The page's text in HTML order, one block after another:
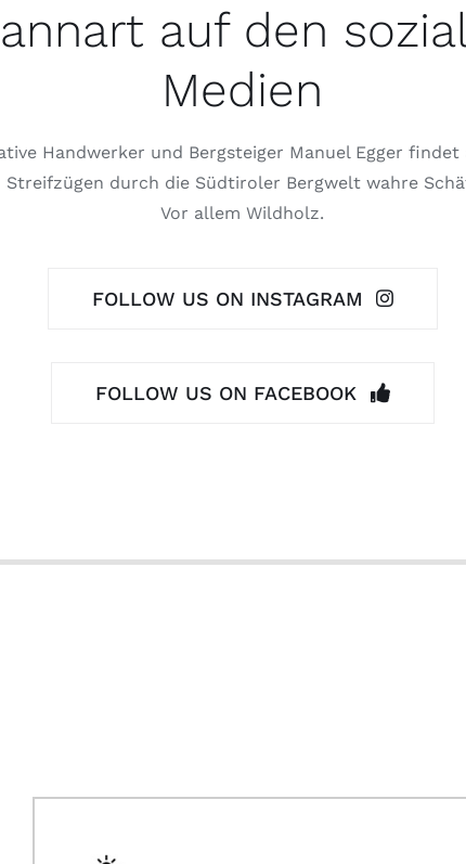
auf den
Medien
Handwerker und Bergsteiger Manuel Egger findet
Streifzügen durch die Südtiroler Bergwelt wahre
Vor allem Wildholz.
FOLLOW US ON INSTAGRAM
FOLLOW US ON FACEBOOK